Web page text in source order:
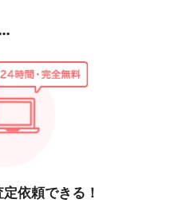
定依頼できる！